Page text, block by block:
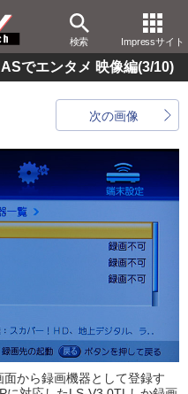
検索 Impressサイト
でエンタメ 映像編(3/10)
次の画像
から録画機器として登録す